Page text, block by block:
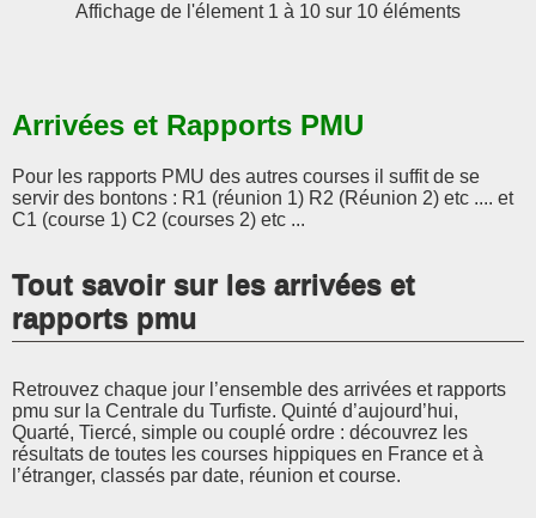
Affichage de l'élement 1 à 10 sur 10 éléments
Arrivées et Rapports PMU
Pour les rapports PMU des autres courses il suffit de se
servir des bontons : R1 (réunion 1) R2 (Réunion 2) etc .... et
C1 (course 1) C2 (courses 2) etc ...
Tout savoir sur les arrivées et
rapports pmu
Retrouvez chaque jour l’ensemble des arrivées et rapports
pmu sur la Centrale du Turfiste. Quinté d’aujourd’hui,
Quarté, Tiercé, simple ou couplé ordre : découvrez les
résultats de toutes les courses hippiques en France et à
l’étranger, classés par date, réunion et course.